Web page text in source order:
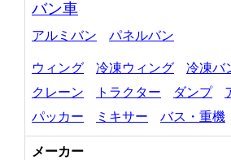
バン車
アルミバン パネルバン
ウィング 冷凍ウィング 冷凍バ
クレーン
トラクター ダンプ
パッカー
ミキサー バス・重機
メーカー